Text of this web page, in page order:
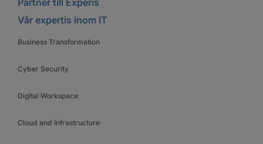
Partner till Experis
Vår expertis inom IT
Business Transformation
Cyber Security
Digital Workspace
Cloud and Infrastructure